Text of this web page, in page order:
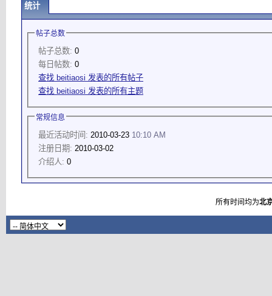
统计
帖子总数
帖子总数: 0
每日帖数: 0
查找 beitiaosi 发表的所有帖子
查找 beitiaosi 发表的所有主题
常规信息
最近活动时间: 2010-03-23 10:10 AM
注册日期: 2010-03-02
介绍人: 0
所有时间均为北